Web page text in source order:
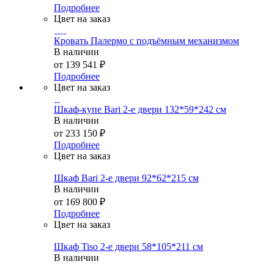
Подробнее
Цвет на заказ
Кровать Палермо с подъёмным механизмом
В наличии
от 139 541 ₽
Подробнее
Цвет на заказ
Шкаф-купе Bari 2-е двери 132*59*242 см
В наличии
от 233 150 ₽
Подробнее
Цвет на заказ
Шкаф Bari 2-е двери 92*62*215 см
В наличии
от 169 800 ₽
Подробнее
Цвет на заказ
Шкаф Tiso 2-е двери 58*105*211 см
В наличии